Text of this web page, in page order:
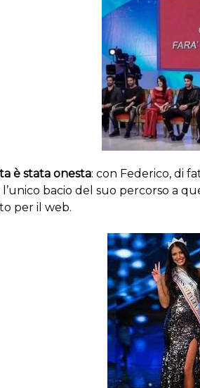
è stata onesta: con Federico, di
bacio del suo percorso a
per il web.